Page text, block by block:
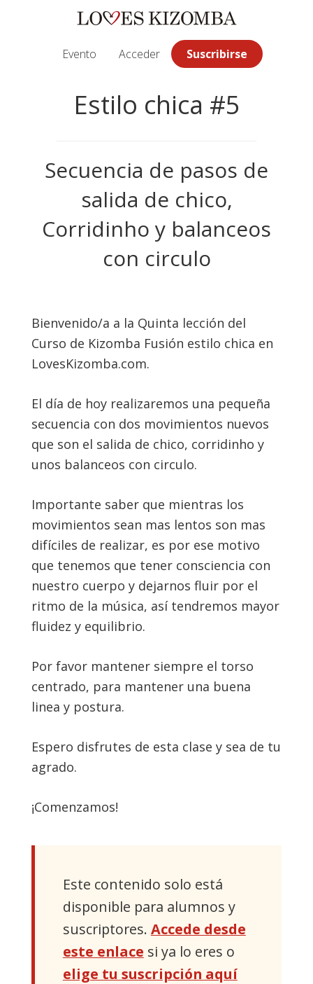
Evento Acceder Suscribirse
Estilo chica #5
Secuencia de pasos de
salida de chico,
Corridinho y balanceos
con circulo
Bienvenido/a a la Quinta lección del
Curso de Kizomba Fusión estilo chica en
LovesKizomba.com.
El día de hoy realizaremos una pequeña
secuencia con dos movimientos nuevos
que son el salida de chico, corridinho y
unos balanceos con circulo.
Importante saber que mientras los
movimientos sean mas lentos son mas
difíciles de realizar, es por ese motivo
que tenemos que tener consciencia con
nuestro cuerpo y dejarnos fluir por el
ritmo de la música, así tendremos mayor
fluidez y equilibrio.
Por favor mantener siempre el torso
centrado, para mantener una buena
linea y postura.
Espero disfrutes de esta clase y sea de tu
agrado.
¡Comenzamos!
Este contenido solo está
disponible para alumnos y
suscriptores. Accede desde
este enlace si ya lo eres o
elige tu suscripción aquí